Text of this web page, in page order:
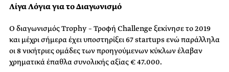
Λίγα Λόγια για το Διαγωνισμό
Ο διαγωνισμός Trophy – Τροφή Challenge ξεκίνησε το 2019
και μέχρι σήμερα έχει υποστηρίξει 67 startups ενώ παράλληλα
οι 8 νικήτριες ομάδες των προηγούμενων κύκλων έλαβαν
χρηματικά έπαθλα συνολικής αξίας € 47.000.